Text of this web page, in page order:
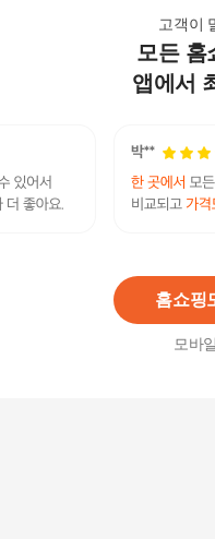
고객이
모든 홈
앱에서
홈쇼핑
모바
로미홀리 여
망사 여름
29,050 원
여름 옷 여